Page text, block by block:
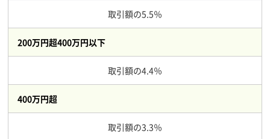
取引額の5.5％
200万円超400万円以下
取引額の4.4％
400万円超
取引額の3.3％